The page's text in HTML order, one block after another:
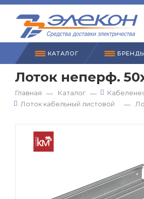
КАТАЛОГ БРЕНДЫ
Лоток неперф.
Главная — Каталог —
Лоток кабельный листовой
—